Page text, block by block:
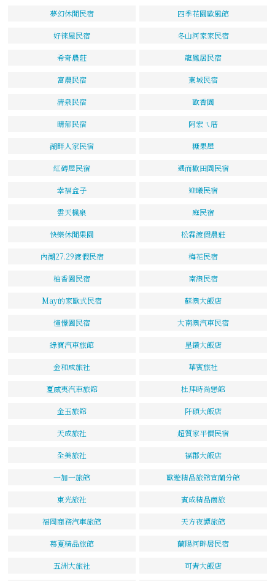
夢幻休閒民宿 四季花園歐風館
好徠屋民宿 冬山河家家民宿
希奇農莊 龍鳳居民宿
富農民宿 東城民宿
清泉民宿 歐香園
晴郁民宿 阿宏ㄟ厝
湖畔人家民宿 糖果屋
紅磚屋民宿 遇而歡田園民宿
幸福盒子 迎曦民宿
雲天楓泉 庭民宿
快樂休閒果園 松霖渡假農莊
內湖27.29渡假民宿 梅花民宿
柚香園民宿 南澳民宿
May的家歐式民宿 蘇澳大飯店
憧憬園民宿 大南澳汽車民宿
綠寶汽車旅館 星鑽大飯店
金和成旅社 華賓旅社
夏威夷汽車旅館 杜拜時尚戀館
金玉旅館 阡碩大飯店
天成旅社 超質家平價民宿
全美旅社 福郡大飯店
一加一旅館 歐遊精品旅館宜蘭分館
東光旅社 賓成精品商旅
福岡商務汽車旅館 天方夜譚旅館
慕夏精品旅館 蘭陽河畔居民宿
五洲大旅社 可青大飯店